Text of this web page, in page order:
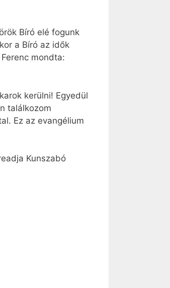
Bíró elé fogunk
a Bíró az idők
mondta:
kerülni! Egyedül
találkozom
Ez az evangélium
Kunszabó